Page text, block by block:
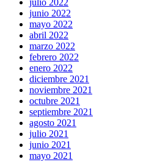
julio 2022
junio 2022
mayo 2022
abril 2022
marzo 2022
febrero 2022
enero 2022
diciembre 2021
noviembre 2021
octubre 2021
septiembre 2021
agosto 2021
julio 2021
junio 2021
mayo 2021